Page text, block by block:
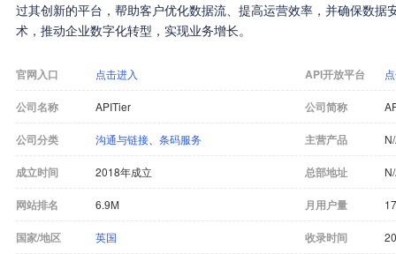
过其创新的平台，帮助客户优化数据流、提高运营效率，并确保数据
术，推动企业数字化转型，实现业务增长。
官网入口 点击进入 API开放平台
公司名称 APITier 公司简称
公司分类 沟通与链接 条码服务 主营产品
成立时间 2018年成立 总部地址
网站排名 6.9M 月用户量
国家/地区 英国 收录时间